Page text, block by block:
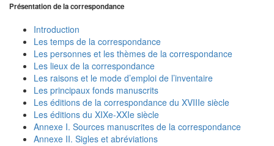
Présentation de la correspondance
Introduction
Les temps de la correspondance
Les personnes et les thèmes de la correspondance
Les lieux de la correspondance
Les raisons et le mode d’emploi de l’inventaire
Les principaux fonds manuscrits
Les éditions de la correspondance du XVIIIe siècle
Les éditions du XIXe-XXIe siècle
Annexe I. Sources manuscrites de la correspondance
Annexe II. Sigles et abréviations